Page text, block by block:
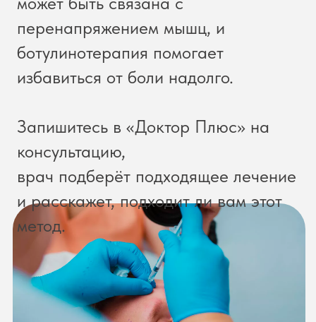
Записаться консультацию
консультацию,
врач подберёт подходящее лечение
и расскажет, подходит ли вам этот
метод.
Что такое
ботулинотерапия?